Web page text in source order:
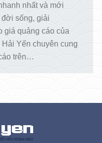
nhất và mới
sống, giải
quảng cáo của
Yến chuyên cung
trên…